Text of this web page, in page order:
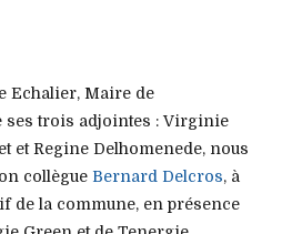
Echalier, Maire de
ses trois adjointes : Virginie
et Regine Delhomenede, nous
collègue Bernard Delcros, à
de la commune, en présence